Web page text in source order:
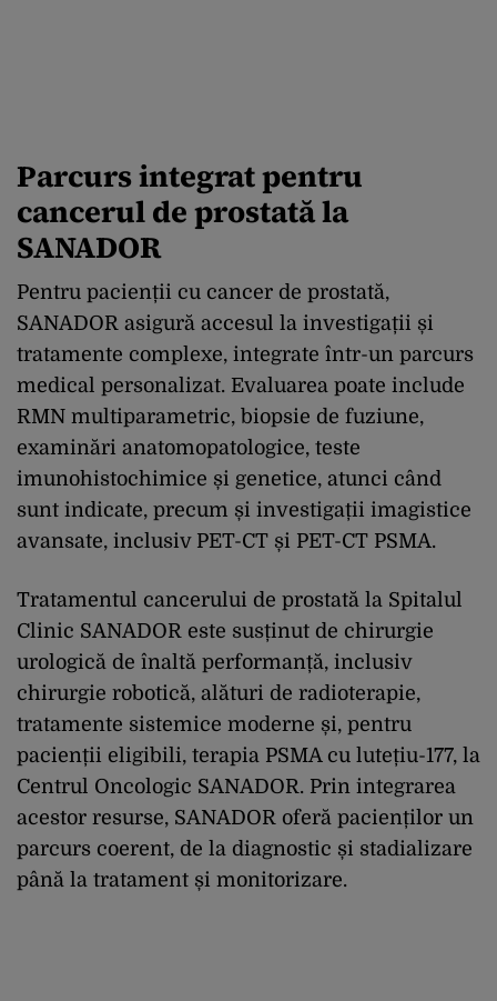
Parcurs integrat pentru
cancerul de prostată la
SANADOR
Pentru pacienții cu cancer de prostată,
SANADOR asigură accesul la investigații și
tratamente complexe, integrate într-un parcurs
medical personalizat. Evaluarea poate include
RMN multiparametric, biopsie de fuziune,
examinări anatomopatologice, teste
imunohistochimice și genetice, atunci când
sunt indicate, precum și investigații imagistice
avansate, inclusiv PET-CT și PET-CT PSMA.
Tratamentul cancerului de prostată la Spitalul
Clinic SANADOR este susținut de chirurgie
urologică de înaltă performanță, inclusiv
chirurgie robotică, alături de radioterapie,
tratamente sistemice moderne și, pentru
pacienții eligibili, terapia PSMA cu lutețiu-177, la
Centrul Oncologic SANADOR. Prin integrarea
acestor resurse, SANADOR oferă pacienților un
parcurs coerent, de la diagnostic și stadializare
până la tratament și monitorizare.